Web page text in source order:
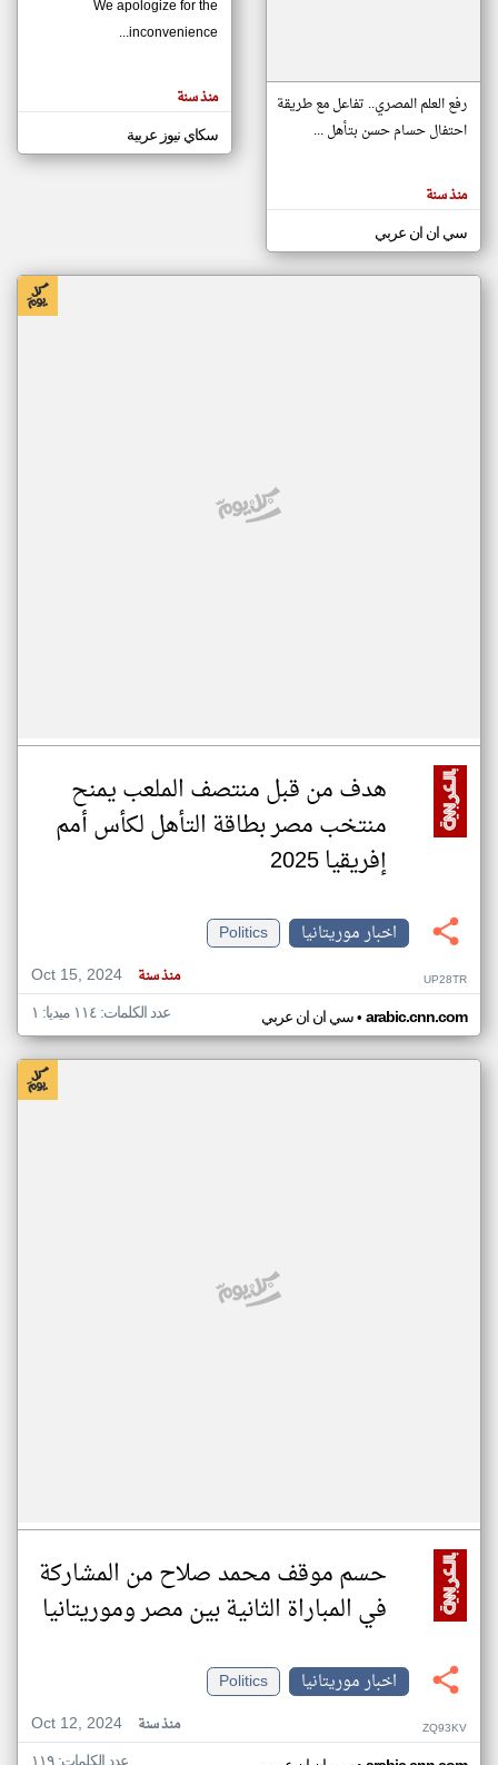
مصادر الأخبار من موريتانيا
اخبار موريتانيا على مدار الساعة
أهم اخبار موريتانيا العاجلة والمباشرة
المقالات
الموجوده
هنا عن
رفع العلم المصري.. تفاعل مع طريقة
احتفال حسام حسن بتأهل ...
منذ سنة
سي ان ان عربي
We apologize for the
inconvenience...
منذ سنة
سكاي نيوز عربية
هدف من قبل منتصف الملعب يمنح
منتخب مصر بطاقة التأهل لكأس أمم
إفريقيا 2025
اخبار موريتانيا
Politics
Oct 15, 2024
منذ سنة UP28TR
سي ان ان عربي• arabic.cnn.com عدد الكلمات: ١١٤ ميديا: ١
حسم موقف محمد صلاح من المشاركة
في المباراة الثانية بين مصر وموريتانيا
اخبار موريتانيا
Politics
Oct 12, 2024
منذ سنة ZQ93KV
عدد الكلمات: ١١٩
klyoum.com